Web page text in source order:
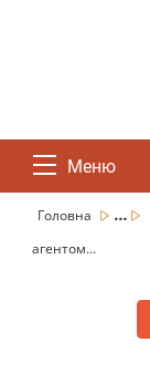
Меню
Головна ...
агентом...